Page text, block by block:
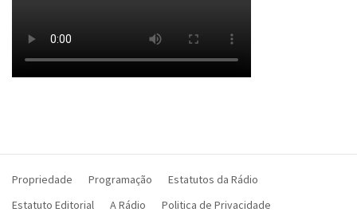
Propriedade Programação
Estatutos da Rádio
Estatuto Editorial
A Rádio Politica de Privacidade